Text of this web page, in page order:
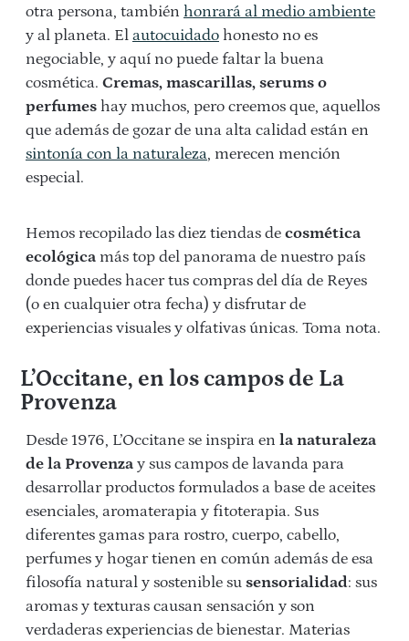
otra persona, también honrará al medio ambiente
y al planeta. El autocuidado honesto no es
negociable, y aquí no puede faltar la buena
cosmética. Cremas, mascarillas, serums o
perfumes hay muchos, pero creemos que, aquellos
que además de gozar de una alta calidad están en
sintonía con la naturaleza, merecen mención
especial.
Hemos recopilado las diez tiendas de cosmética
ecológica más top del panorama de nuestro país
donde puedes hacer tus compras del día de Reyes
(o en cualquier otra fecha) y disfrutar de
experiencias visuales y olfativas únicas. Toma nota.
L’Occitane, en los campos de La
Provenza
Desde 1976, L’Occitane se inspira en la naturaleza
de la Provenza y sus campos de lavanda para
desarrollar productos formulados a base de aceites
esenciales, aromaterapia y fitoterapia. Sus
diferentes gamas para rostro, cuerpo, cabello,
perfumes y hogar tienen en común además de esa
filosofía natural y sostenible su sensorialidad: sus
aromas y texturas causan sensación y son
verdaderas experiencias de bienestar. Materias